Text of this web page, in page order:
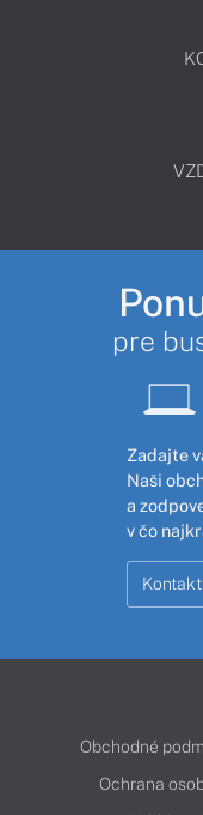
pre
Zadajte
Naši
a
v čo
Obchodné
Ochrana